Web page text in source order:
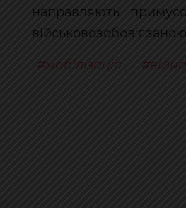
направляють
мобілізація війна